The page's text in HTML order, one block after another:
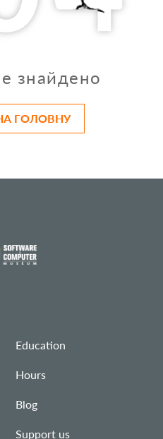
знайдено
ГОЛОВНУ
Education
Hours
Blog
Support us